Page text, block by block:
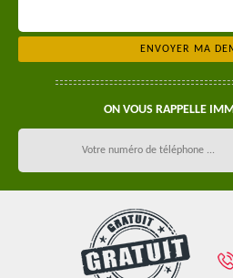
ON VOUS RAPPELLE